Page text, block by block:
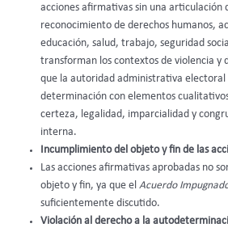
acciones afirmativas sin una articulación
reconocimiento de derechos humanos,
educación, salud, trabajo, seguridad
transforman los contextos de violencia y
que la autoridad administrativa electoral
determinación con elementos
certeza, legalidad, imparcialidad y
interna.
Incumplimiento del objeto y fin de las
Las acciones afirmativas aprobadas no
objeto y fin, ya que el Acuerdo
suficientemente discutido.
Violación al derecho a la